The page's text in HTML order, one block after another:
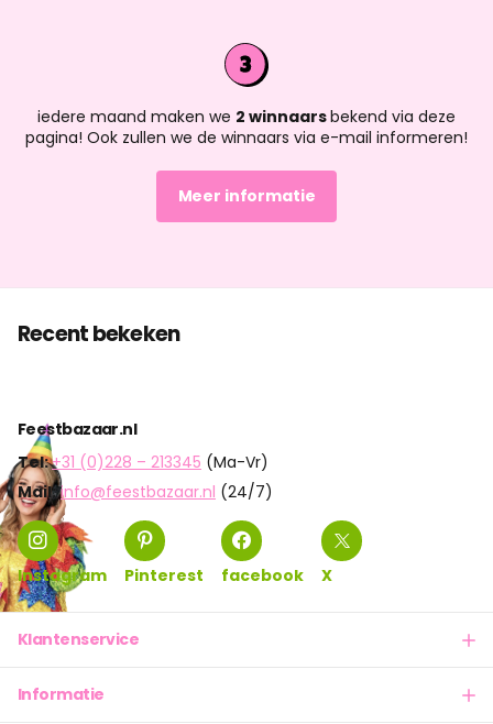
iedere maand maken we 2 winnaarsbekend via deze
pagina! Ook zullen we de winnaars via e-mail informeren!
Meer informatie
Recent bekeken
Feestbazaar.nl
Tel:+31 (0)228 – 213345 (Ma-Vr)
Mail: info@feestbazaar.nl (24/7)
Instagram Pinterest facebook X
Klantenservice
Informatie